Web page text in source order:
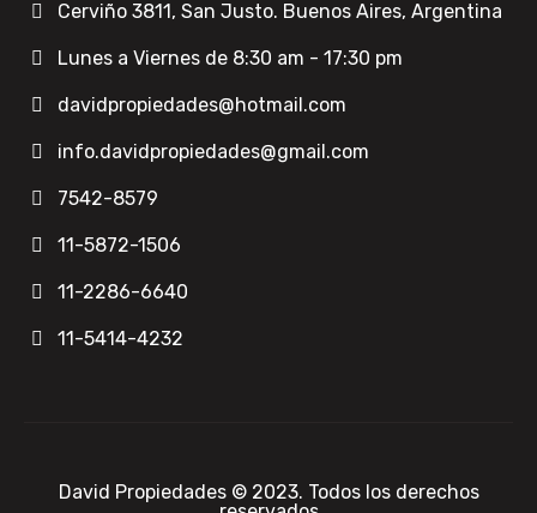
Cerviño 3811, San Justo. Buenos Aires, Argentina
Lunes a Viernes de 8:30 am - 17:30 pm
davidpropiedades@hotmail.com
info.davidpropiedades@gmail.com
7542-8579
11-5872-1506
11-2286-6640
11-5414-4232
David Propiedades © 2023. Todos los derechos